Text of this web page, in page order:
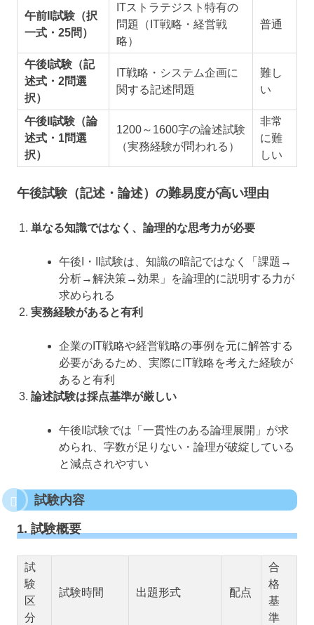
午前II試験（択
一式・25問）
ITストラテジスト特有の
問題（IT戦略・経営戦
略）
普通
午後I試験（記
述式・2問選
択）
IT戦略・システム企画に
関する記述問題
難し
い
午後II試験（論
述式・1問選
択）
1200～1600字の論述試験
（実務経験が問われる）
非常
に難
しい
午後試験（記述・論述）の難易度が高い理由
単なる知識ではなく、論理的な思考力が必要
午後I・II試験は、知識の暗記ではなく「課題→
分析→解決策→効果」を論理的に説明する力が
求められる
実務経験があると有利
企業のIT戦略や経営戦略の事例を元に解答する
必要があるため、実際にIT戦略を考えた経験が
あると有利
論述試験は採点基準が厳しい
午後II試験では「一貫性のある論理展開」が求
められ、字数が足りない・論理が破綻している
と減点されやすい
試験内容
1. 試験概要
試
験
区
分
試験時間 出題形式 配点
合
格
基
準